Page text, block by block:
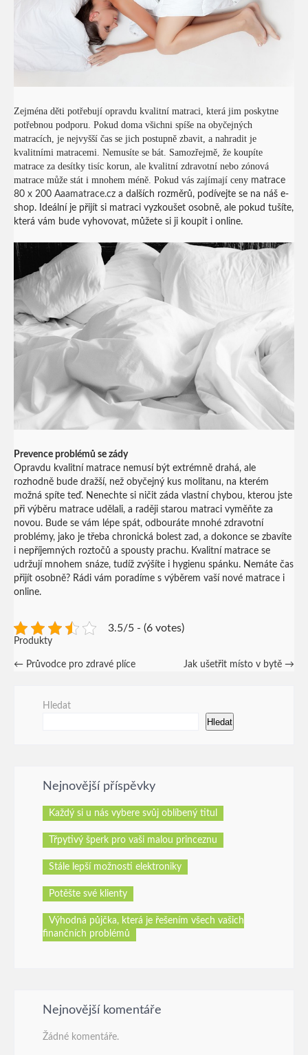
Zejména děti potřebují opravdu kvalitní matraci, která jim poskytne
potřebnou podporu. Pokud doma všichni spíše na obyčejných
matracích, je nejvyšší čas se jich postupně zbavit, a nahradit je
kvalitními matracemi. Nemusíte se bát. Samozřejmě, že koupíte
matrace za desítky tisíc korun, ale kvalitní zdravotní nebo zónová
matrace může stát i mnohem méně. Pokud vás zajímají ceny matrace
80 x 200 Aaamatrace.cz a dalších rozměrů, podívejte se na náš e-
shop. Ideální je přijít si matraci vyzkoušet osobně, ale pokud tušíte,
která vám bude vyhovovat, můžete si ji koupit i online.
Prevence problémů se zády
Opravdu kvalitní matrace nemusí být extrémně drahá, ale
rozhodně bude dražší, než obyčejný kus molitanu, na kterém
možná spíte teď. Nenechte si ničit záda vlastní chybou, kterou jste
při výběru matrace udělali, a raději starou matraci vyměňte za
novou. Bude se vám lépe spát, odbouráte mnohé zdravotní
problémy, jako je třeba chronická bolest zad, a dokonce se zbavíte
i nepříjemných roztočů a spousty prachu. Kvalitní matrace se
udržují mnohem snáze, tudíž zvýšíte i hygienu spánku. Nemáte čas
přijít osobně? Rádi vám poradíme s výběrem vaší nové matrace i
online.
3.5/5 - (6 votes)
Produkty
Post
← Průvodce pro zdravé plíce Jak ušetřit místo v bytě →
Hledat
Hledat
Nejnovější příspěvky
Každý si u nás vybere svůj oblíbený titul
Třpytivý šperk pro vaši malou princeznu
Stále lepší možnosti elektroniky
Potěšte své klienty
Výhodná půjčka, která je řešením všech vašich
finančních problémů
Nejnovější komentáře
Žádné komentáře.